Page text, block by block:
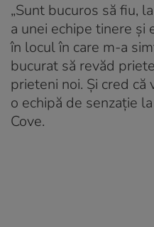
„Sunt bucuros să fiu,
a unei echipe tinere și
în locul în care m-a
bucurat să revăd
prieteni noi. Și cred că
o echipă de senzație
Cove.